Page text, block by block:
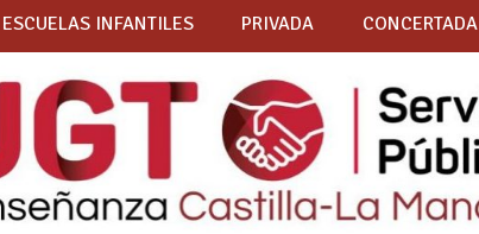
ESCUELAS INFANTILES PRIVADA CONCERTADA